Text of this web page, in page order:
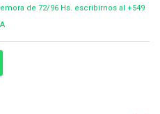
de 72/96 Hs. escribirnos al +549